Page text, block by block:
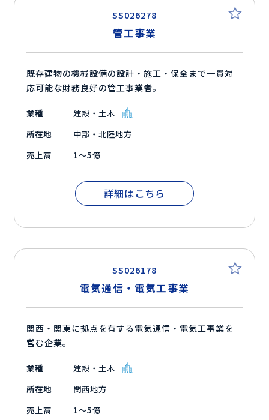
SS026278
管工事業
既存建物の機械設備の設計・施工・保全まで一貫対
応可能な財務良好の管工事業者。
業種
建設・土木
所在地
中部・北陸地方
売上高
1～5億
詳細はこちら
SS026178
電気通信・電気工事業
関西・関東に拠点を有する電気通信・電気工事業を
営む企業。
業種
建設・土木
所在地
関西地方
売上高
1～5億